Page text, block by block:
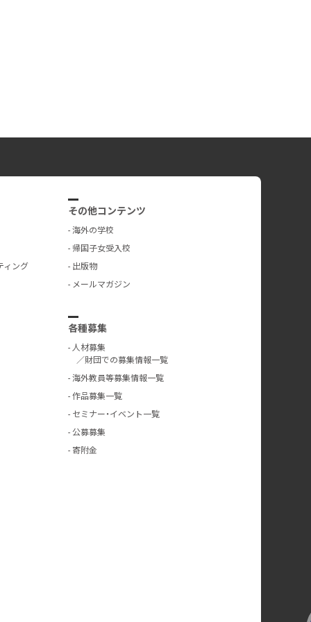
ィング
その他コンテンツ
海外の学校
帰国子女受入校
出版物
メールマガジン
各種募集
人材募集
／財団での募集情報一覧
海外教員等募集情報一覧
作品募集一覧
セミナー・イベント一覧
公募募集
寄附金